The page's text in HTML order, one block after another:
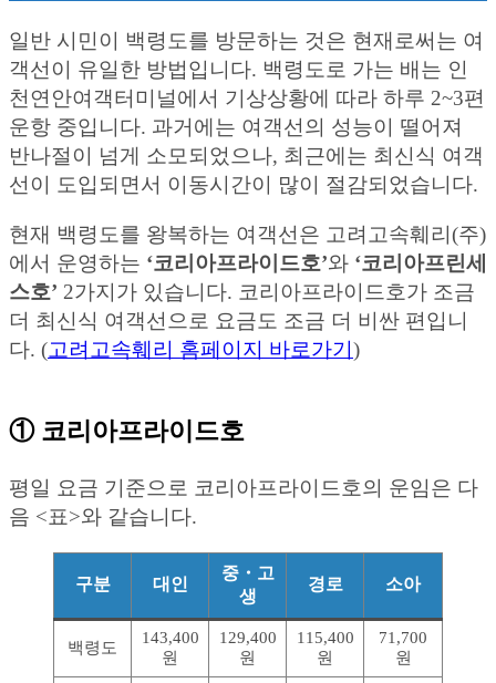
일반 시민이 백령도를 방문하는 것은 현재로써는 여
객선이 유일한 방법입니다. 백령도로 가는 배는 인
천연안여객터미널에서 기상상황에 따라 하루 2~3편
운항 중입니다. 과거에는 여객선의 성능이 떨어져
반나절이 넘게 소모되었으나, 최근에는 최신식 여객
선이 도입되면서 이동시간이 많이 절감되었습니다.
현재 백령도를 왕복하는 여객선은 고려고속훼리(주)
에서 운영하는 ‘코리아프라이드호’와 ‘코리아프린세
스호’ 2가지가 있습니다. 코리아프라이드호가 조금
더 최신식 여객선으로 요금도 조금 더 비싼 편입니
다. (고려고속훼리 홈페이지 바로가기)
① 코리아프라이드호
평일 요금 기준으로 코리아프라이드호의 운임은 다
음 <표>와 같습니다.
구분 대인
중・고
생
경로 소아
백령도
143,400
원
129,400
원
115,400
원
71,700
원